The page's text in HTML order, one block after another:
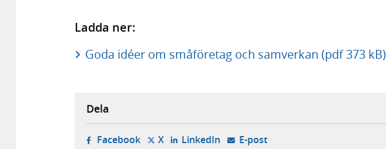
Ladda ner:
Goda idéer om småföretag och samverkan (pdf 373 kB)
Dela
Facebook- öppnas i ny flik, extern webbplats,
X- öppnas i ny flik, extern webbplats,
LinkedIn- öppnas i ny flik, extern webbplats,
E-post- öppnar din e-postklient,